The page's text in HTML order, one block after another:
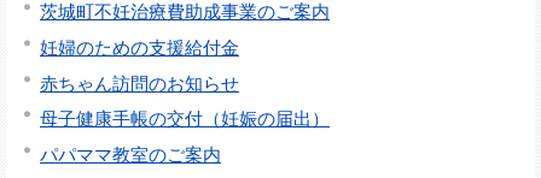
茨城町不妊治療費助成事業のご案内
妊婦のための支援給付金
赤ちゃん訪問のお知らせ
母子健康手帳の交付（妊娠の届出）
パパママ教室のご案内